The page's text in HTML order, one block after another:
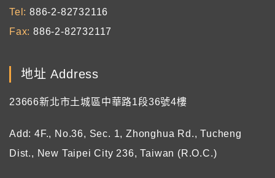
Tel
886-2-82732116
Fax 886-2-82732117
地址 Address
23666新北市土城區中華路1段36號4樓
Add: 4F., No.36, Sec. 1, Zhonghua Rd., Tucheng
Dist., New Taipei City 236, Taiwan (R.O.C.)